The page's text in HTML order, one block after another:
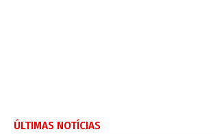
ÚLTIMAS NOTÍCIAS